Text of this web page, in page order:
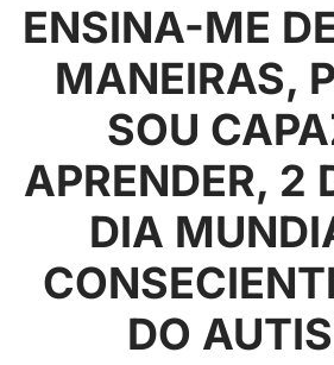
ENSINA-ME
MANEIRAS,
SOU
APRENDER, 2
DIA
DO